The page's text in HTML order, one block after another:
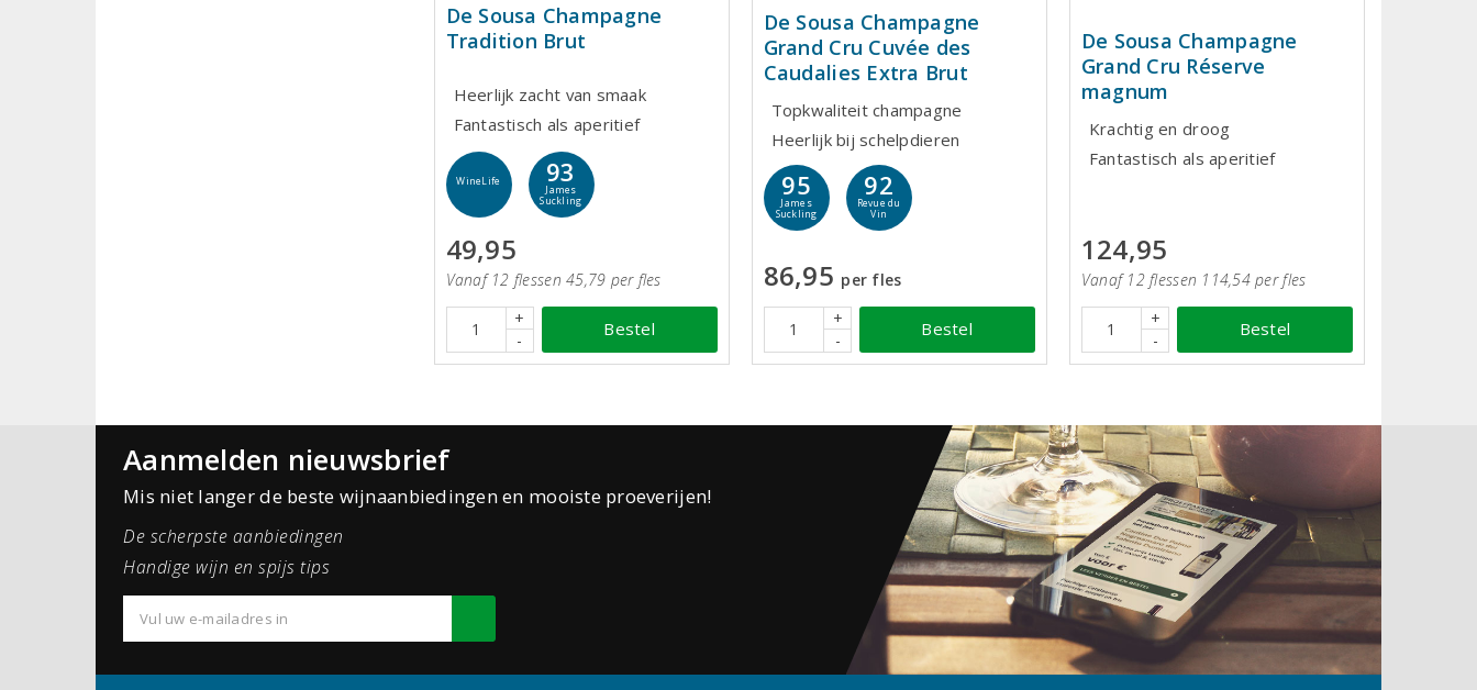
De Sousa Champagne
Tradition Brut
Heerlijk zacht van smaak
Fantastisch als aperitief
WineLife 93
James
Suckling
49,95
Vanaf 12 flessen 45,79 per fles
+
-
Bestel
De Sousa Champagne
Grand Cru Cuvée des
Caudalies Extra Brut
Topkwaliteit champagne
Heerlijk bij schelpdieren
95
James
Suckling
92
Revue du
Vin
86,95 per fles
+
-
Bestel
De Sousa Champagne
Grand Cru Réserve
magnum
Krachtig en droog
Fantastisch als aperitief
124,95
Vanaf 12 flessen 114,54 per fles
+
-
Bestel
Aanmelden nieuwsbrief
Mis niet langer de beste wijnaanbiedingen en mooiste proeverijen!
De scherpste aanbiedingen
Handige wijn en spijs tips